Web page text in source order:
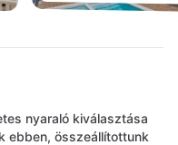
nyaraló kiválasztása
ebben, összeállítottunk